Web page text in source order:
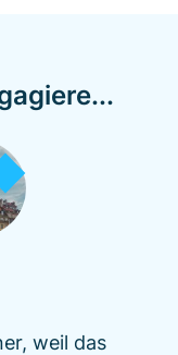
weil das